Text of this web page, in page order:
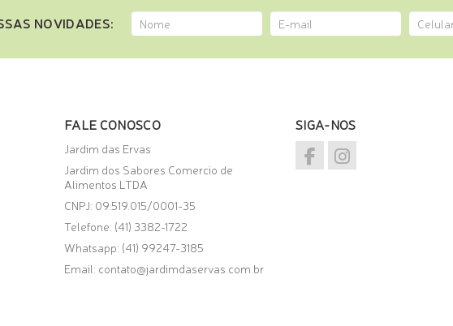
NOVIDADES:
FALE CONOSCO
Jardim das Ervas
Jardim dos Sabores Comercio de
Alimentos LTDA
CNPJ: 09.519.015/0001-35
Telefone: (41) 3382-1722
Whatsapp: (41) 99247-3185
Email: contato@jardimdaservas.com.br
SIGA-NOS